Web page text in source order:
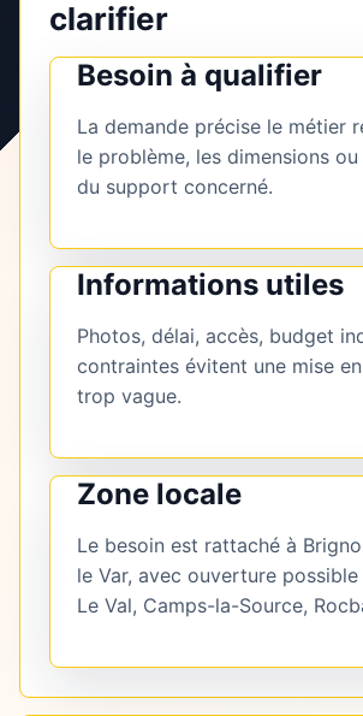
clarifier
Besoin à qualifier
La demande précise le métier
le problème, les dimensions
du support concerné.
Informations utiles
Photos, délai, accès, budget
contraintes évitent une mise
trop vague.
Zone locale
Le besoin est rattaché à
le Var, avec ouverture
Le Val, Camps-la-Source,